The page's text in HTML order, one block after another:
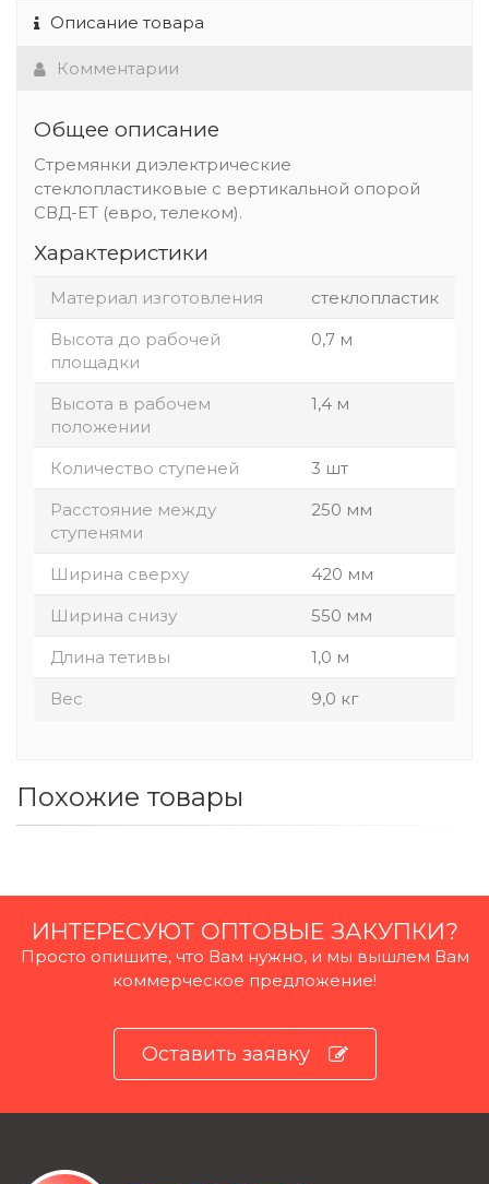
Описание товара
Комментарии
Общее описание
Стремянки диэлектрические
стеклопластиковые с вертикальной опорой
СВД-ЕТ (евро, телеком).
Характеристики
Материал изготовления
стеклопластик
Высота до рабочей
площадки
0,7 м
Высота в рабочем
положении
1,4 м
Количество ступеней
3 шт
Расстояние между
ступенями
250 мм
Ширина сверху
420 мм
Ширина снизу
550 мм
Длина тетивы
1,0 м
Вес
9,0 кг
Похожие товары
ИНТЕРЕСУЮТ ОПТОВЫЕ ЗАКУПКИ?
Просто опишите, что Вам нужно, и мы вышлем Вам
коммерческое предложение!
Оставить заявку